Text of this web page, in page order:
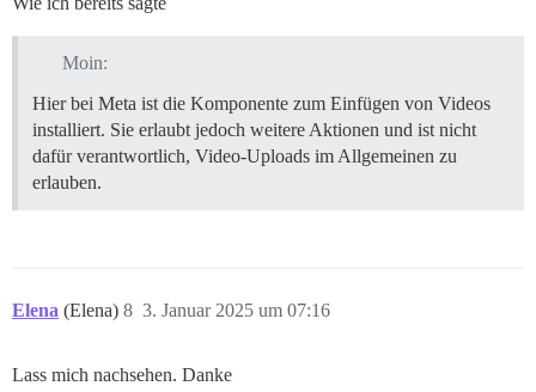
Moin:
Hier bei Meta ist die Komponente zum Einfügen von Videos
installiert. Sie erlaubt jedoch weitere Aktionen und ist nicht
dafür verantwortlich, Video-Uploads im Allgemeinen zu
erlauben.
Elena (Elena) 3. Januar 2025 um 07:16
8
Lass mich nachsehen. Danke